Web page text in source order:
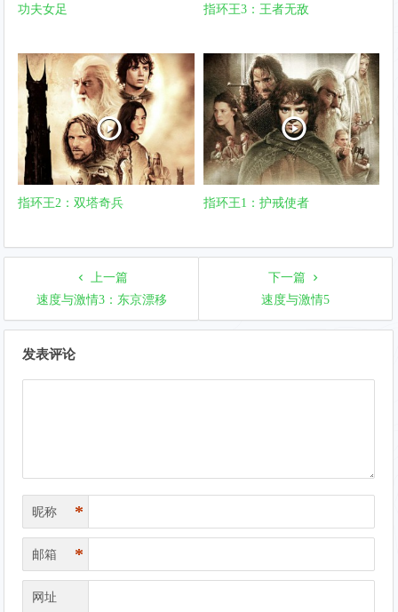
功夫女足 指环王3：王者无敌
指环王2：双塔奇兵 指环王1：护戒使者
上一篇
速度与激情3：东京漂移
下一篇
速度与激情5
发表评论
昵称 *
邮箱 *
网址